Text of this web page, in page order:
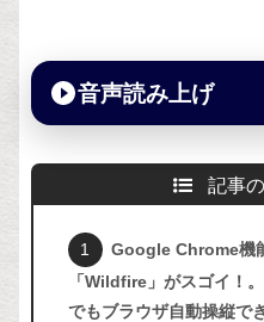
音声読み上げ
記事
Google Chrome機
「Wildfire」がスゴイ！
でもブラウザ自動操縦でき